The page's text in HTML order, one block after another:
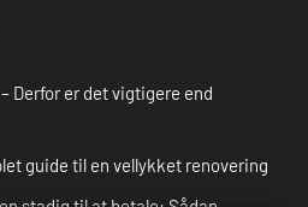
Derfor er det vigtigere end
guide til en vellykket renovering